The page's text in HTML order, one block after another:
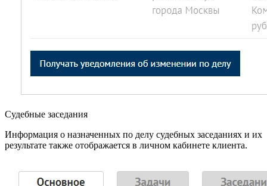
Судебные заседания
Информация о назначенных по делу судебных заседаниях и их
результате также отображается в личном кабинете клиента.